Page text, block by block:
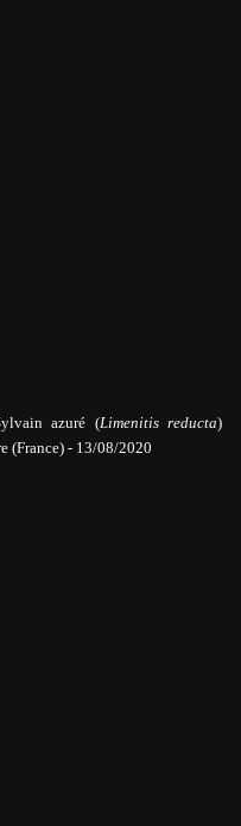
azuré (Limenitis reducta)
(France) - 13/08/2020